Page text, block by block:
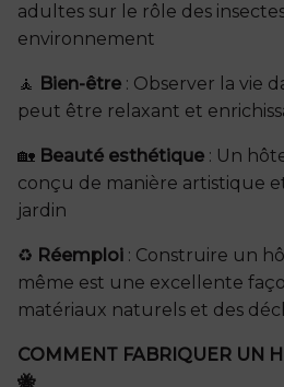
adultes sur le rôle des
environnement
🧘 Bien-être : Observer la vie
peut être relaxant et
🏡 Beauté esthétique : Un
conçu de manière artistique
jardin
♻️ Réemploi : Construire un
même est une excellente
matériaux naturels et des
COMMENT FABRIQUER UN
🐝